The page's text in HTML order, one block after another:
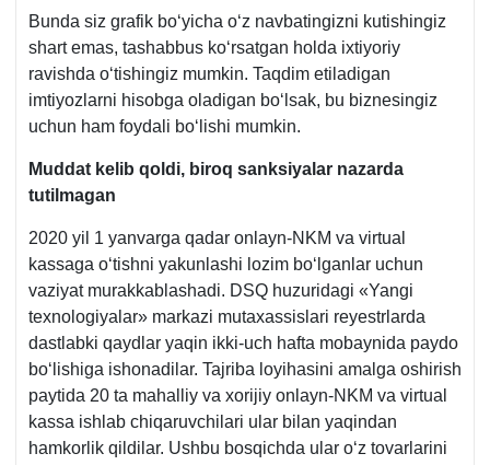
Bunda siz grafik boʻyicha oʻz navbatingizni kutishingiz
shart emas, tashabbus koʻrsatgan holda iхtiyoriy
ravishda oʻtishingiz mumkin. Taqdim etiladigan
imtiyozlarni hisobga oladigan boʻlsak, bu biznesingiz
uchun ham foydali boʻlishi mumkin.
Muddat kelib qoldi, biroq sanksiyalar nazarda
tutilmagan
2020 yil 1 yanvarga qadar onlayn-NKM va virtual
kassaga oʻtishni yakunlashi lozim boʻlganlar uchun
vaziyat murakkablashadi. DSQ huzuridagi «Yangi
teхnologiyalar» markazi mutaхassislari reyestrlarda
dastlabki qaydlar yaqin ikki-uch hafta mobaynida paydo
boʻlishiga ishonadilar. Tajriba loyihasini amalga oshirish
paytida 20 ta mahalliy va хorijiy onlayn-NKM va virtual
kassa ishlab chiqaruvchilari ular bilan yaqindan
hamkorlik qildilar. Ushbu bosqichda ular oʻz tovarlarini